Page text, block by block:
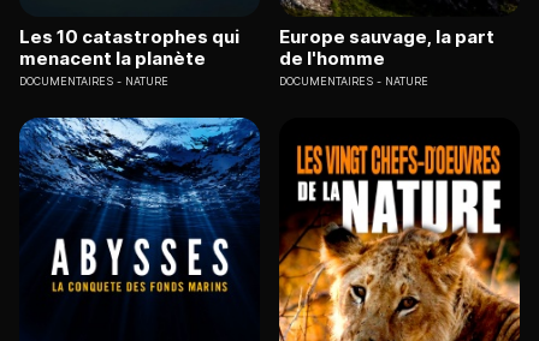
Les 10 catastrophes qui
menacent la planète
DOCUMENTAIRES NATURE
Europe sauvage, la part
de l'homme
DOCUMENTAIRES NATURE